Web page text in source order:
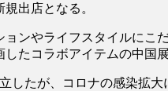
出店となる。
ンやライフスタイルにこ
たコラボアイテムの中国
したが、コロナの感染拡